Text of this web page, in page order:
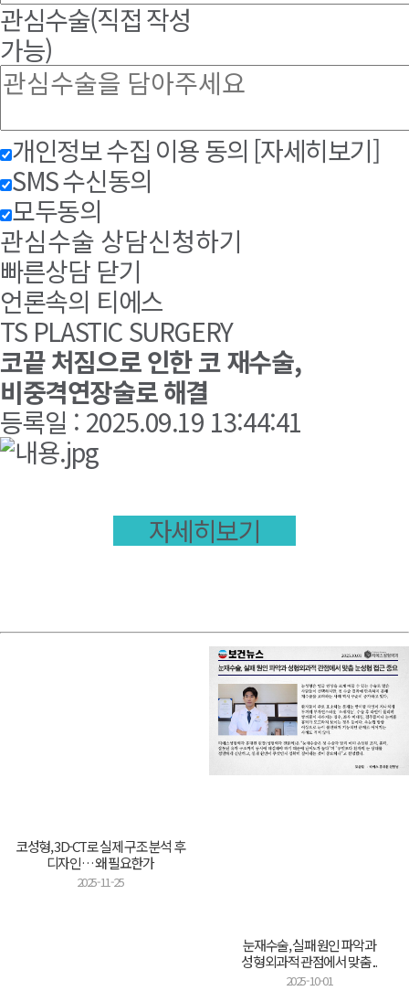
관심수술(직접 작성
가능)
개인정보 수집 이용 동의 [자세히보기]
SMS 수신동의
모두동의
관심수술 상담신청하기
빠른상담 닫기
언론속의 티에스
TS PLASTIC SURGERY
코끝 처짐으로 인한 코 재수술,
비중격연장술로 해결
등록일 : 2025.09.19 13:44:41
자세히보기
코성형, 3D-CT로 실제 구조 분석 후
디자인… 왜 필요한가
2025-11-25
눈재수술, 실패 원인 파악과
성형외과적 관점에서 맞춤 ...
2025-10-01